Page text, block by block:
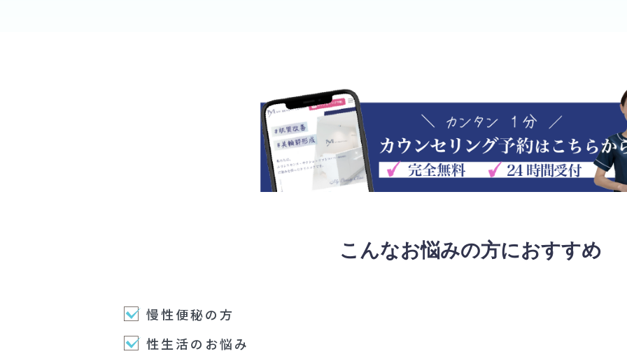
こんなお悩みの方におすすめ
慢性便秘の方
性生活のお悩み